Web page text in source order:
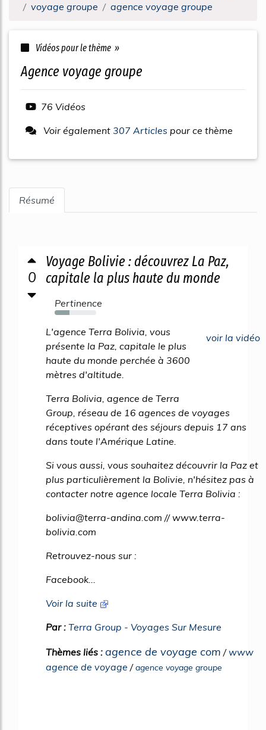
voyage groupe
agence voyage groupe
Vidéos pour le thème »
agence voyage groupe
76 Vidéos
Voir également 307 Articles pour ce thème
Résumé
0
Voyage Bolivie : découvrez La Paz,
capitale la plus haute du monde
Pertinence
36%
voir la vidéo
L'agence Terra Bolivia, vous
présente la Paz, capitale le plus
haute du monde perchée à 3600
mètres d'altitude.
Terra Bolivia, agence de Terra
Group, réseau de 16 agences de voyages
réceptives opérant des séjours depuis 17 ans
dans toute l'Amérique Latine.
Si vous aussi, vous souhaitez découvrir la Paz et
plus particulièrement la Bolivie, n'hésitez pas à
contacter notre agence locale Terra Bolivia :
bolivia@terra-andina.com // www.terra-
bolivia.com
Retrouvez-nous sur :
Facebook...
Voir la suite
Par : Terra Group - Voyages Sur Mesure
Thèmes liés : agence de voyage com /www
agence de voyage /agence voyage groupe